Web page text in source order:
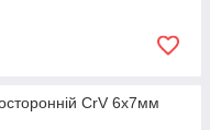
CrV 6x7мм